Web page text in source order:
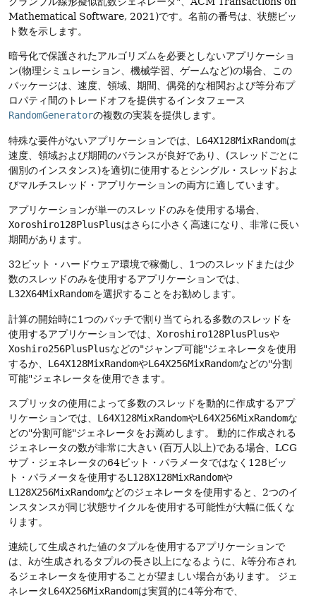
Mathematical Software, 2021)です。名前の番号は、状態ビッ
ト数を示します。
暗号化で保護されたアルゴリズムを必要としないアプリケーショ
ン(物理シミュレーション、機械学習、ゲームなど)の場合、この
パッケージは、速度、領域、期間、偶発的な相関および等分布プ
ロパティ間のトレードオフを提供するインタフェース
RandomGeneratorの複数の実装を提供します。
特殊な要件がないアプリケーションでは、 L64X128MixRandomは
速度、領域および期間のバランスが良好であり、(スレッドごとに
個別のインスタンス)を適切に使用するとシングル・スレッドおよ
びマルチスレッド・アプリケーションの両方に適しています。
アプリケーションが単一のスレッドのみを使用する場合、
Xoroshiro128PlusPlusはさらに小さく高速になり、非常に長い
期間があります。
32ビット・ハードウェア環境で稼働し、1つのスレッドまたは少
数のスレッドのみを使用するアプリケーションでは、
L32X64MixRandomを選択することをお勧めします。
計算の開始時に1つのバッチで割り当てられる多数のスレッドを
使用するアプリケーションでは、 Xoroshiro128PlusPlusや
Xoshiro256PlusPlusなどの"ジャンプ可能"ジェネレータを使用
するか、 L64X128MixRandomやL64X256MixRandomなどの"分割
可能"ジェネレータを使用できます。
スプリッタの使用によって多数のスレッドを動的に作成するアプ
リケーションでは、 L64X128MixRandomやL64X256MixRandomな
どの"分割可能"ジェネレータをお薦めします。
動的に作成される
ジェネレータの数が非常に大きい (百万人以上)である場合、LCG
サブ・ジェネレータの64ビット・パラメータではなく128ビッ
ト・パラメータを使用するL128X128MixRandomや
L128X256MixRandomなどのジェネレータを使用すると、2つのイ
ンスタンスが同じ状態サイクルを使用する可能性が大幅に低くな
ります。
連続して生成された値のタプルを使用するアプリケーションで
は、 kが生成されるタプルの長さ以上になるように、 k等分布され
るジェネレータを使用することが望ましい場合があります。
ジェ
ネレータL64X256MixRandomは実質的に4等分布で、